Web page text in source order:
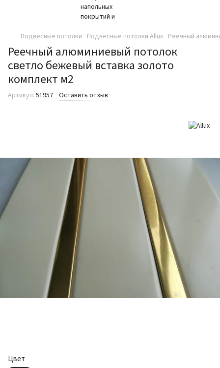
Подвесные потолки Подвесные потолки Allux Реечный
Реечный алюминиевый потолок
светло бежевый вставка золото
комплект м2
Артикул: 51957 Оставить отзыв
Цвет